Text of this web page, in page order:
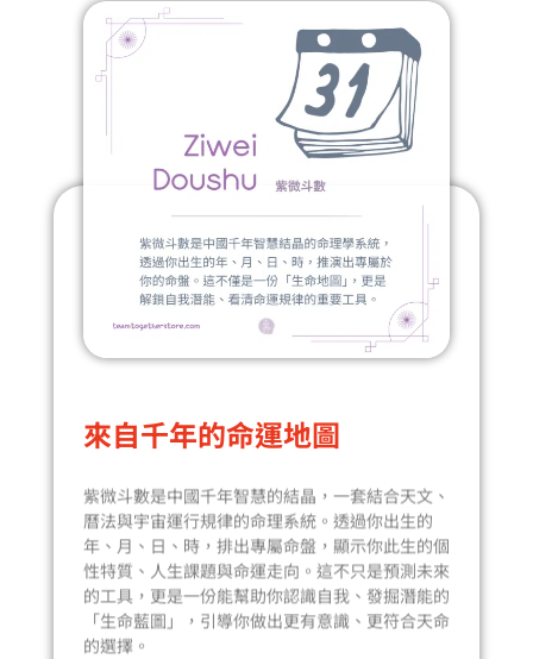
來自千年的命運地圖
紫微斗數是中國千年智慧的結晶，一套結合天文、
曆法與宇宙運行規律的命理系統。透過你出生的
年、月、日、時，排出專屬命盤，顯示你此生的個
性特質、人生課題與命運走向。這不只是預測未來
的工具，更是一份能幫助你認識自我、發掘潛能的
「生命藍圖」，引導你做出更有意識、更符合天命
的選擇。
n
l
d
e
1
o
5